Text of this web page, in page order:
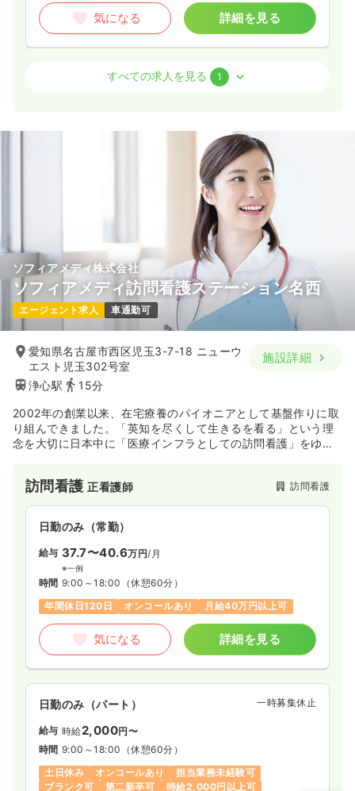
気になる 詳細を見る
正看護師 / 管理職
月給40万円以上可
詳細を見る
すべての求人を見る 1
ソフィアメディ株式会社
ソフィアメディ訪問看護ステーション名西
エージェント求人 車通勤可
愛知県名古屋市西区児玉3-7-18 ニューウ
エスト児玉302号室
浄心駅
15分
施設詳細
2002年の創業以来、在宅療養のパイオニアとして基盤作りに取
り組んできました。「英知を尽くして生きるを看る」という理
念を大切に日本中に「医療インフラとしての訪問看護」をゆき
す。
訪問看護正看護師 訪問看護
日勤のみ（常勤）
給与 37.7〜40.6万円/月
※一例
時間 9:00～18:00 （休憩60分）
年間休日120日
オンコールあり 月給40万円以上可
気になる 詳細を見る
日勤のみ（パート） 一時募集休止
給与 時給2,000円〜
時間 9:00～18:00 （休憩60分）
土日休み
オンコールあり
担当業務未経験可
ブランク可
第二新卒可 時給2,000円以上可